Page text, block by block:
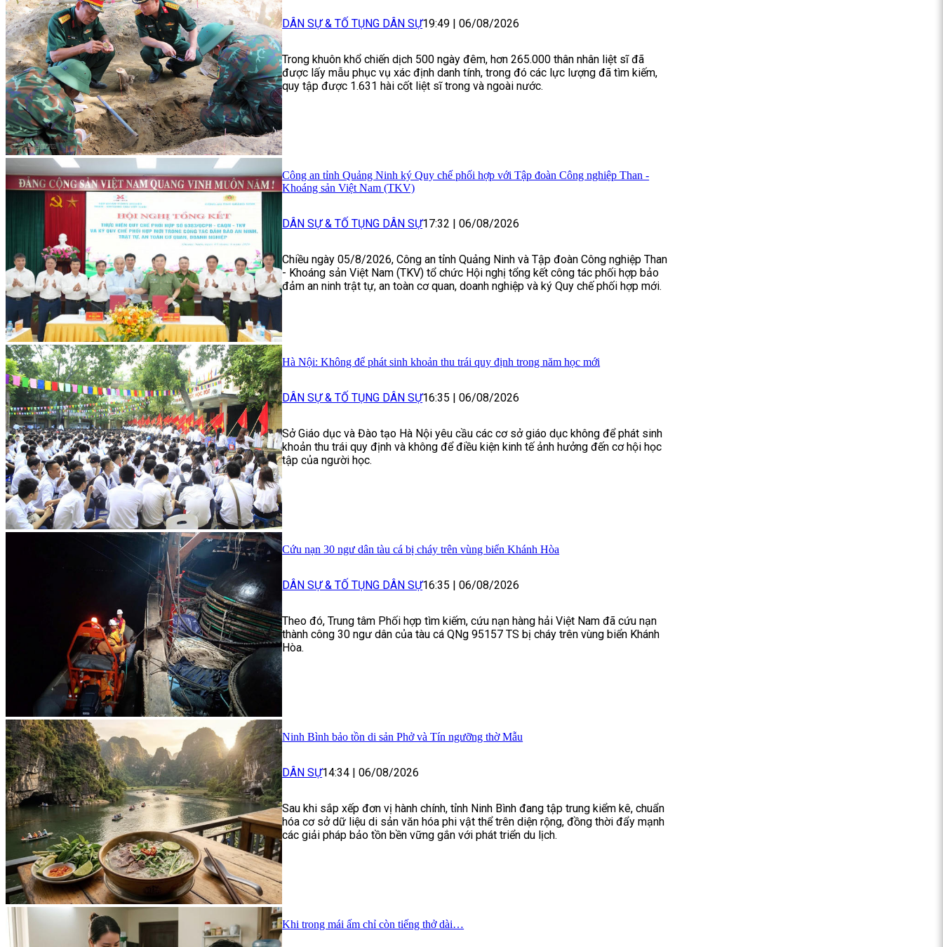
DÂN SỰ & TỐ TỤNG DÂN SỰ19:49 | 06/08/2026
Trong khuôn khổ chiến dịch 500 ngày đêm, hơn 265.000 thân nhân liệt sĩ đã
được lấy mẫu phục vụ xác định danh tính, trong đó các lực lượng đã tìm kiếm,
quy tập được 1.631 hài cốt liệt sĩ trong và ngoài nước.
Công an tỉnh Quảng Ninh ký Quy chế phối hợp với Tập đoàn Công nghiệp Than -
Khoáng sản Việt Nam (TKV)
DÂN SỰ & TỐ TỤNG DÂN SỰ17:32 | 06/08/2026
Chiều ngày 05/8/2026, Công an tỉnh Quảng Ninh và Tập đoàn Công nghiệp Than
- Khoáng sản Việt Nam (TKV) tổ chức Hội nghị tổng kết công tác phối hợp bảo
đảm an ninh trật tự, an toàn cơ quan, doanh nghiệp và ký Quy chế phối hợp mới.
Hà Nội: Không để phát sinh khoản thu trái quy định trong năm học mới
DÂN SỰ & TỐ TỤNG DÂN SỰ16:35 06/08/2026
Sở Giáo dục và Đào tạo Hà Nội yêu cầu các cơ sở giáo dục không để phát sinh
khoản thu trái quy định và không để điều kiện kinh tế ảnh hưởng đến cơ hội học
tập của người học.
Cứu nạn 30 ngư dân tàu cá bị cháy trên vùng biển Khánh Hòa
DÂN SỰ & TỐ TỤNG DÂN SỰ16:35 | 06/08/2026
Theo đó, Trung tâm Phối hợp tìm kiếm, cứu nạn hàng hải Việt Nam đã cứu nạn
thành công 30 ngư dân của tàu cá QNg 95157 TS bị cháy trên vùng biển Khánh
Hòa.
Ninh Bình bảo tồn di sản Phở và Tín ngưỡng thờ Mẫu
DÂN SỰ14:34 | 06/08/2026
Sau khi sắp xếp đơn vị hành chính, tỉnh Ninh Bình đang tập trung kiểm kê, chuẩn
hóa cơ sở dữ liệu di sản văn hóa phi vật thể trên diện rộng, đồng thời đẩy mạnh
các giải pháp bảo tồn bền vững gắn với phát triển du lịch.
Khi trong mái ấm chỉ còn tiếng thở dài…